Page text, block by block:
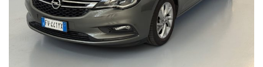
Attestato di eccellenza *****5stelle *****
2016 - 2017 - 2018 - 2019 - 2020 - 2021 - 2022 - 2023 - 2024